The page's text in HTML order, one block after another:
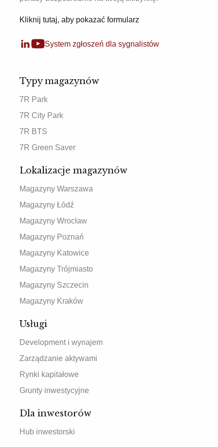
Kliknij tutaj, aby pokazać formularz
System zgłoszeń dla sygnalistów
Typy magazynów
7R Park
7R City Park
7R BTS
7R Green Saver
Lokalizacje magazynów
Magazyny Warszawa
Magazyny Łódź
Magazyny Wrocław
Magazyny Poznań
Magazyny Katowice
Magazyny Trójmiasto
Magazyny Szczecin
Magazyny Kraków
Usługi
Development i wynajem
Zarządzanie aktywami
Rynki kapitałowe
Grunty inwestycyjne
Dla inwestorów
Hub inwestorski